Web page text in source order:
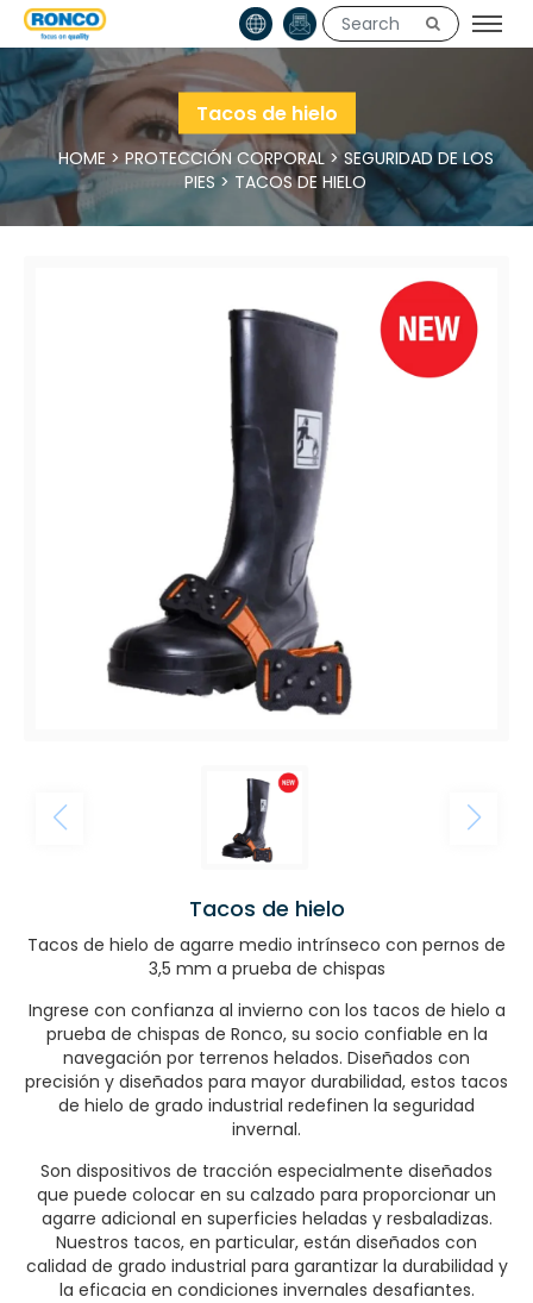
Tacos de hielo
HOME >PROTECCIÓN CORPORAL>SEGURIDAD DE LOS
PIES> TACOS DE HIELO
Tacos de hielo
Tacos de hielo de agarre medio intrínseco con pernos de
3,5 mm a prueba de chispas
Ingrese con confianza al invierno con los tacos de hielo a
prueba de chispas de Ronco, su socio confiable en la
navegación por terrenos helados. Diseñados con
precisión y diseñados para mayor durabilidad, estos tacos
de hielo de grado industrial redefinen la seguridad
invernal.
Son dispositivos de tracción especialmente diseñados
que puede colocar en su calzado para proporcionar un
agarre adicional en superficies heladas y resbaladizas.
Nuestros tacos, en particular, están diseñados con
calidad de grado industrial para garantizar la durabilidad y
la eficacia en condiciones invernales desafiantes.